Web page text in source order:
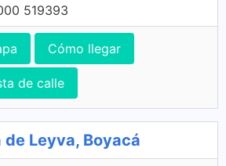
519393
Cómo llegar
de calle
de Leyva, Boyacá